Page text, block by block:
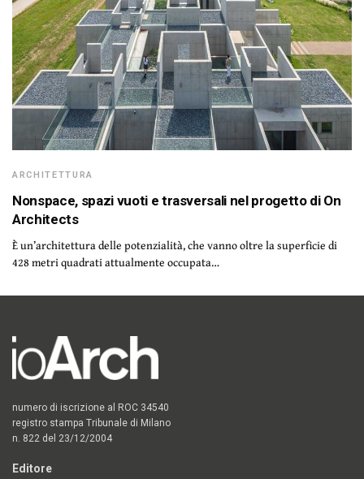
ARCHITETTURA
Nonspace, spazi vuoti e trasversali nel progetto di On
Architects
È un’architettura delle potenzialità, che vanno oltre la superficie di
428 metri quadrati attualmente occupata…
numero di iscrizione al ROC 34540
registro stampa Tribunale di Milano
n. 822 del 23/12/2004
Editore